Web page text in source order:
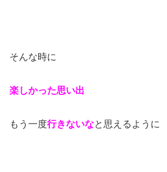
そんな時に
楽しかった思い出
もう一度行きないなと思えるように